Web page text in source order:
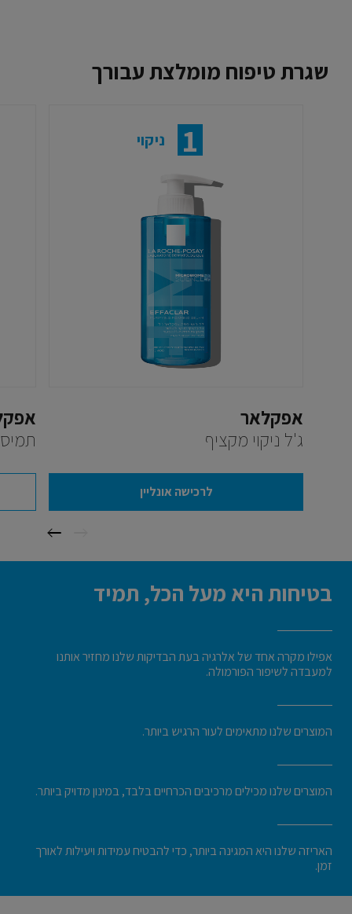
שגרת טיפוח מומלצת עבורך
1 ניקוי
אפקלאר
ג'ל ניקוי מקציף
לרכישה אונליין
בטיחות היא מעל הכל, תמיד
אפילו מקרה אחד של אלרגיה בעת הבדיקות שלנו מחזיר אותנו
למעבדה לשיפור הפורמולה.
המוצרים שלנו מתאימים לעור הרגיש ביותר.
המוצרים שלנו מכילים מרכיבים הכרחיים בלבד, במינון מדויק ביותר.
האריזה שלנו היא המגינה ביותר, כדי להבטיח עמידות ויעילות לאורך
זמן.